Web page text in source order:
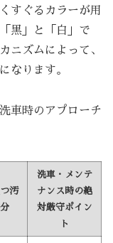
すぐるカラーが用
黒」と「白」で
ニズムによって、
なります。
車時のアプローチ
汚
洗車・メンテ
ナンス時の絶
対厳守ポイン
ト